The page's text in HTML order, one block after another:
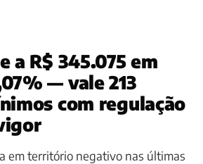
a R$ 345.075 em
— vale 213
com regulação
em território negativo nas últimas